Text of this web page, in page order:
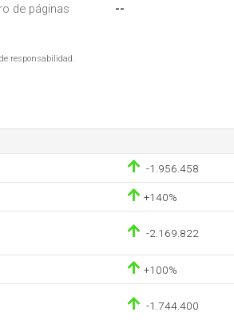
de páginas --
responsabilidad.
-1.956.458
+140%
-2.169.822
+100%
-1.744.400